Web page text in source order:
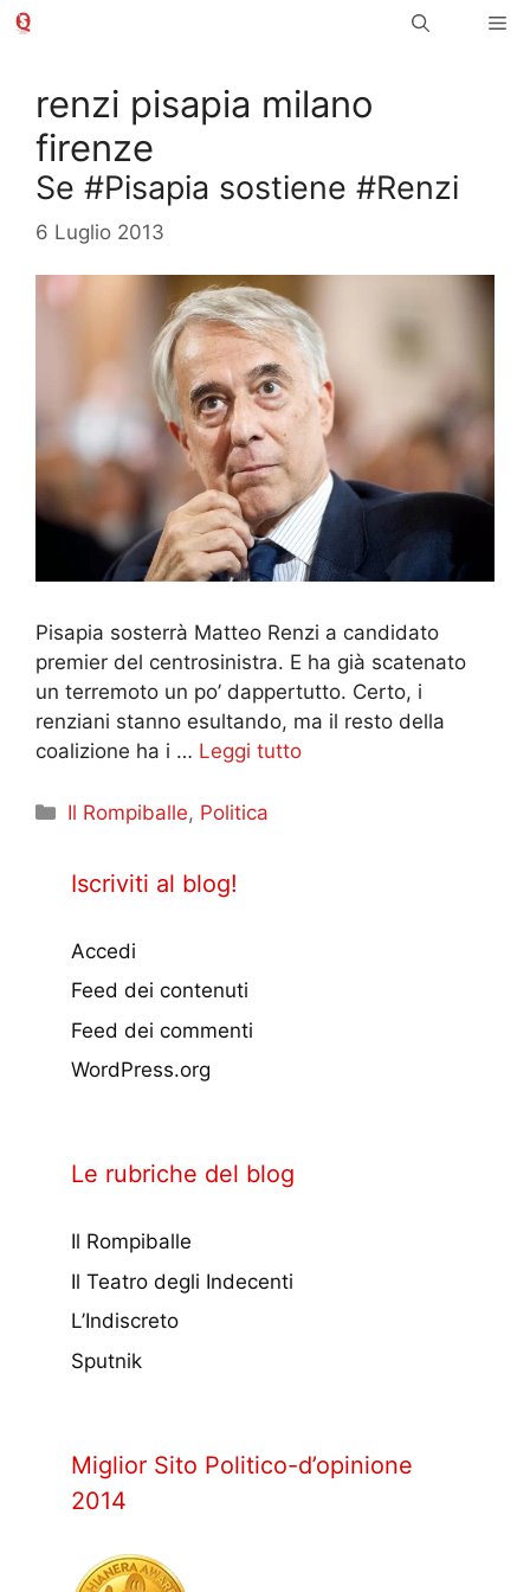
Vai
renzi pisapia milano
firenze
Se #Pisapia sostiene #Renzi
6 Luglio 2013
Pisapia sosterrà Matteo Renzi a candidato
premier del centrosinistra. E ha già scatenato
un terremoto un po’ dappertutto. Certo, i
renziani stanno esultando, ma il resto della
coalizione ha i … Leggi tutto
Categorie
Il Rompiballe, Politica
Iscriviti al blog!
Accedi
Feed dei contenuti
Feed dei commenti
WordPress.org
Le rubriche del blog
Il Rompiballe
Il Teatro degli Indecenti
L’Indiscreto
Sputnik
Miglior Sito Politico-d’opinione
2014